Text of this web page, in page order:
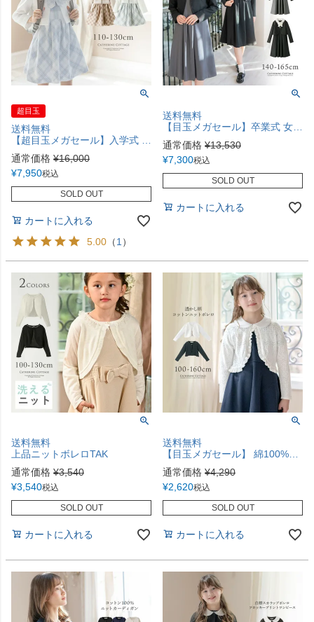
超目玉
送料無料
【超目玉メガセール】入学式 女の子スーツ 丸襟チェックワンピース＆ノーカラーボレロ アンサンブル セットアップ 白 ベージュ 水色 フォーマル 女子スーツ TAK キャサリンコテージ
通常価格 ¥16,000
¥7,950税込
SOLD OUT
カートに入れる
5.00 （1 ）
送料無料
【目玉メガセール】卒業式 女の子スーツ スカラップレース襟ワンピース アンサンブルスーツ フォーマル きちんとワンピース 女子スーツ TAK
通常価格 ¥13,530
¥7,300税込
SOLD OUT
カートに入れる
送料無料
上品ニットボレロTAK
通常価格 ¥3,540
¥3,540税込
SOLD OUT
カートに入れる
送料無料
【目玉メガセール】 綿100%カーディガンボレロ 女の子 子供服 透かし柄コットンニット カーディガン 入学式 TAK 発表会 結婚式 フォーマル カジュアル キッズ キャサリンコテージ小学生
通常価格 ¥4,290
¥2,620税込
SOLD OUT
カートに入れる